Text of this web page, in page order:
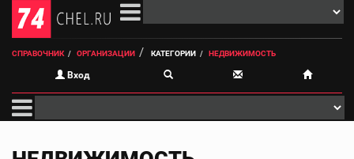
СПРАВОЧНИК ОРГАНИЗАЦИИ КАТЕГОРИИ НЕДВИЖИМОСТЬ
Вход